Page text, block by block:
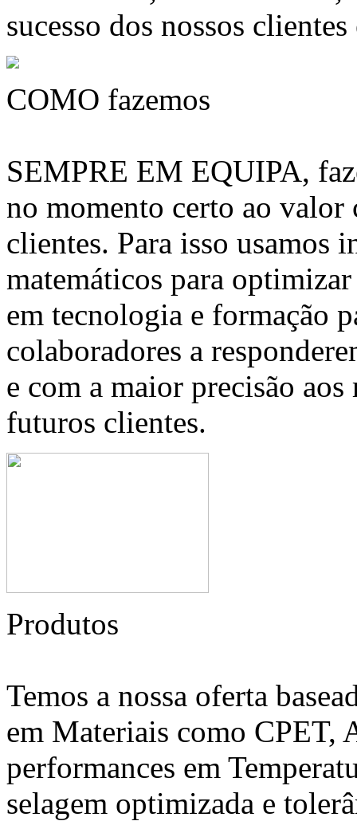
sucesso dos nossos
COMO fazemos
SEMPRE EM EQUIPA,
no momento certo ao valor
clientes. Para isso usamos
matemáticos para
em tecnologia e formação
colaboradores a
e com a maior precisão
futuros clientes.
Produtos
Temos a nossa oferta
em Materiais como CPET,
performances em
selagem optimizada e